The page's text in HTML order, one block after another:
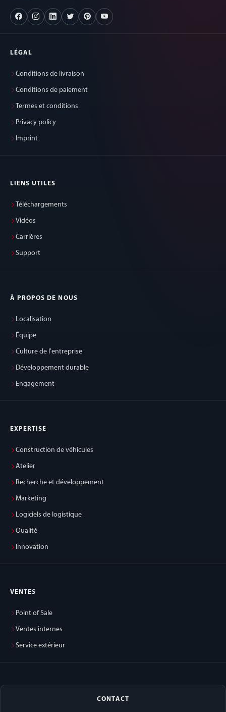
LÉGAL
Conditions de livraison
Conditions de paiement
Termes et conditions
Privacy policy
Imprint
LIENS UTILES
Téléchargements
Vidéos
Carrières
Support
À PROPOS DE NOUS
Localisation
Équipe
Culture de l'entreprise
Développement durable
Engagement
EXPERTISE
Construction de véhicules
Atelier
Recherche et développement
Marketing
Logiciels de logistique
Qualité
Innovation
VENTES
Point of Sale
Ventes internes
Service extérieur
CONTACT